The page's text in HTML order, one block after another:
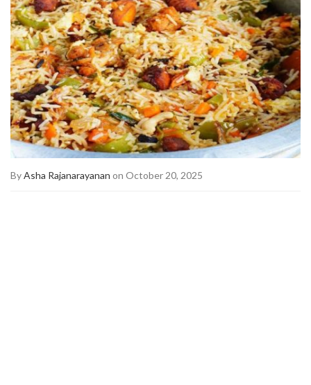
ByAsha Rajanarayanan on October 20, 2025